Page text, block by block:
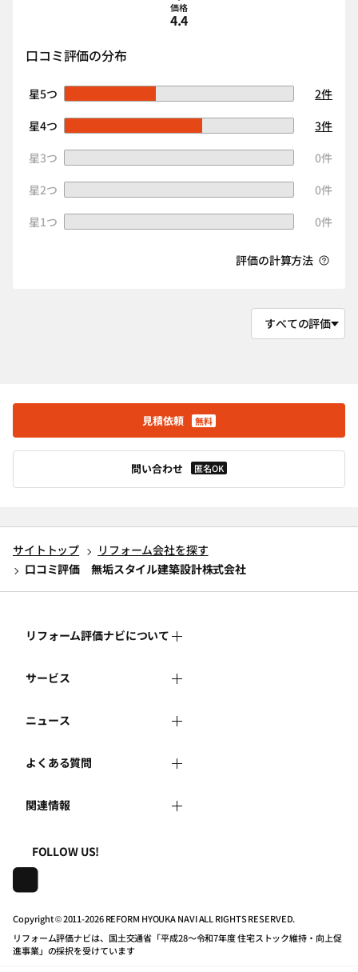
価格
4.4
口コミ評価の分布
星5つ
2件
星4つ
3件
星3つ
0件
星2つ
0件
星1つ
0件
評価の計算方法
見積依頼 無料
問い合わせ 匿名OK
サイトトップ
リフォーム会社を探す
口コミ評価 無垢スタイル建築設計株式会社
リフォーム評価ナビについて
リフォーム評価ナビとは
運営体制
はじめての方へ
事務局へのお問い合せ
地域の相談窓口のみなさまへ
住宅関連機関リンク集
サービス
リフォーム会社を探す
リフォーム事例を見る
リフォームを相談する
リフォームを学ぶ
マイページの活用
ニュース
新着情報
講習会・セミナー
連携機関・企業・団体トピックス
よくある質問
よくある質問
利用規約
プライバシーポリシー
動作推奨環境について
関連情報
一般財団法人住まいづくりナビセンター
株式会社日本建築住宅センター
FOLLOW US!
Copyright © 2011-2026 REFORM HYOUKA NAVI ALL RIGHTS RESERVED.
リフォーム評価ナビは、国土交通省「平成28～令和7年度 住宅ストック維持・向上促
進事業」の採択を受けています